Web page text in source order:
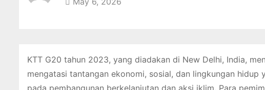
KTT G20 tahun 2023, yang diadakan di New Delhi, India,
mengatasi tantangan ekonomi, sosial, dan lingkungan
pada pembangunan berkelanjutan dan aksi iklim. Para